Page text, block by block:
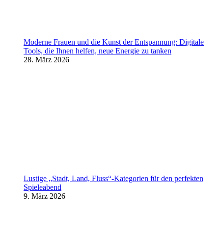
Moderne Frauen und die Kunst der Entspannung: Digitale
Tools, die Ihnen helfen, neue Energie zu tanken
28. März 2026
Lustige „Stadt, Land, Fluss“-Kategorien für den perfekten
Spieleabend
9. März 2026